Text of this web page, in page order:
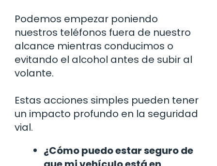
Podemos empezar poniendo
nuestros teléfonos fuera de nuestro
alcance mientras conducimos o
evitando el alcohol antes de subir al
volante.
Estas acciones simples pueden tener
un impacto profundo en la seguridad
vial.
¿Cómo puedo estar seguro de